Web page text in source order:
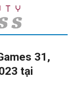
31,
tại